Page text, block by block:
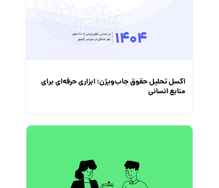
معرفی متخصصان منابع انسانی
اکسل تحلیل حقوق جاب‌ویژن؛ ابزاری حرفه‌ای برای
منابع انسانی